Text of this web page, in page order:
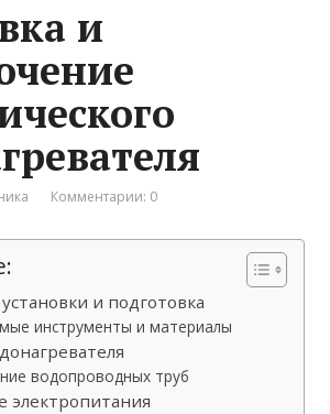
и
Комментарии: 0
и подготовка
инструменты и материалы
водопроводных труб
электропитания